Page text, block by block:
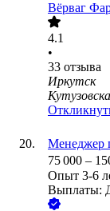
Вёрваг
4.1
•
33 отзыва
Иркутск
Менеджер
75 000 –
Опыт 3-6
Выплаты: